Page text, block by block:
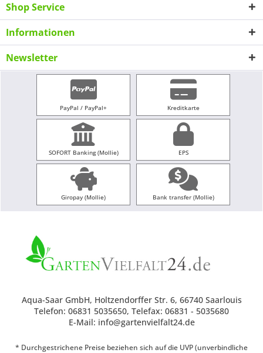
Shop Service
Informationen
Newsletter
PayPal / PayPal+ Kreditkarte
SOFORT Banking (Mollie) EPS
Giropay (Mollie) Bank transfer (Mollie)
Aqua-Saar GmbH, Holtzendorffer Str. 6, 66740 Saarlouis
Telefon: 06831 5035650, Telefax: 06831 - 5035680
E-Mail: info@gartenvielfalt24.de
* Durchgestrichene Preise beziehen sich auf die UVP (unverbindliche